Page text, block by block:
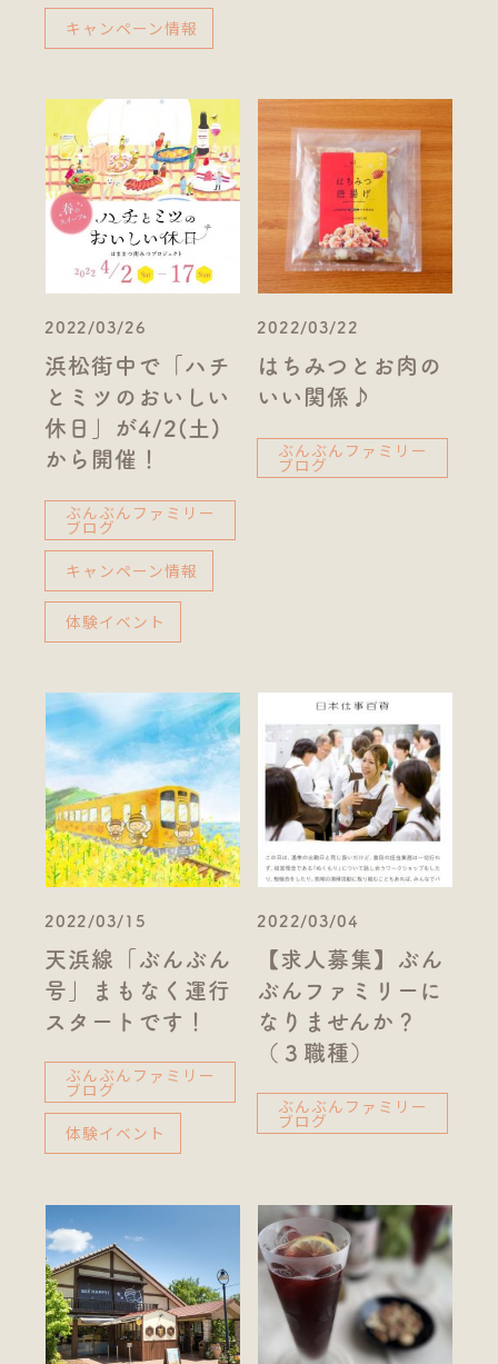
キャンペーン情報
2022/03/26
浜松街中で「ハチ
とミツのおいしい
休日」が4/2(土)
から開催！
ぶんぶんファミリー
ブログ
キャンペーン情報
体験イベント
2022/03/22
はちみつとお肉の
いい関係♪
ぶんぶんファミリー
ブログ
2022/03/15
天浜線「ぶんぶん
号」まもなく運行
スタートです！
ぶんぶんファミリー
ブログ
体験イベント
2022/03/04
【求人募集】ぶん
ぶんファミリーに
なりませんか？
（３職種）
ぶんぶんファミリー
ブログ